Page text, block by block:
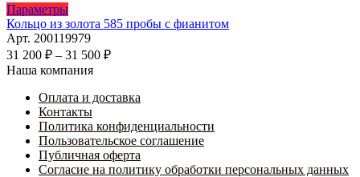
ПараметрыЭтот
товар
имеет
несколько
вариаций.
можно
выбрать
на
странице
товара.
Кольцо из золота 585 пробы с фианитом
Арт. 200119979
31 200 ₽ – 31 500 ₽Диапазон
200 ₽
31
500 ₽
Наша компания
Оплата и доставка
Контакты
Политика конфиденциальности
Пользовательское соглашение
Публичная оферта
Согласие на политику обработки персональных данных